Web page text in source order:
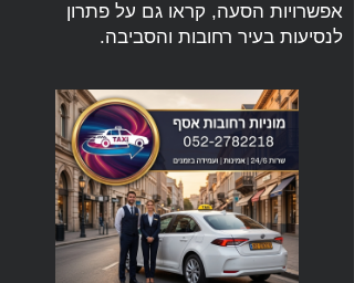
אפשרויות הסעה, קראו גם על פתרון
לנסיעות בעיר רחובות והסביבה.